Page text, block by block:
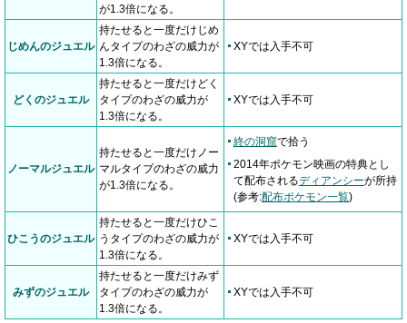
が1.3倍になる。
じめんのジュエル
持たせると一度だけじめ
んタイプのわざの威力が
1.3倍になる。
XYでは入手不可
どくのジュエル
持たせると一度だけどく
タイプのわざの威力が
1.3倍になる。
XYでは入手不可
ノーマルジュエル
持たせると一度だけノー
マルタイプのわざの威力
が1.3倍になる。
終の洞窟で拾う
2014年ポケモン映画の特典とし
て配布されるディアンシーが所持
(参考:配布ポケモン一覧)
ひこうのジュエル
持たせると一度だけひこ
うタイプのわざの威力が
1.3倍になる。
XYでは入手不可
みずのジュエル
持たせると一度だけみず
タイプのわざの威力が
1.3倍になる。
XYでは入手不可